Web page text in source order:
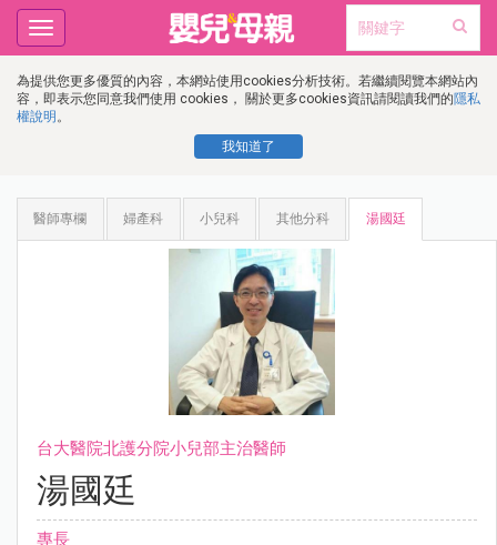
為提供您更多優質的內容，本網站使用cookies分析技術。若繼續閱覽本網站內
容，即表示您同意我們使用 cookies， 關於更多cookies資訊請閱讀我們的隱私
權說明 。
我知道了
Toggle
navigation
醫師專欄 婦產科 小兒科 其他分科 湯國廷
台大醫院北護分院小兒部主治醫師
湯國廷
專長